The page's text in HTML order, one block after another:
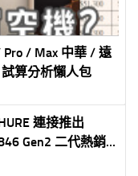
/ Max 中華 / 遠
算分析懶人包
連接推出
Gen2 二代熱銷